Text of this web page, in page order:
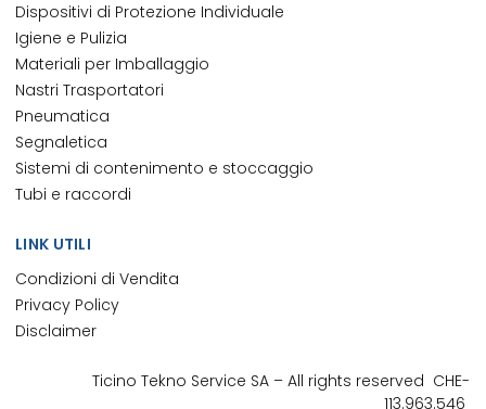
Dispositivi di Protezione Individuale
Igiene e Pulizia
Materiali per Imballaggio
Nastri Trasportatori
Pneumatica
Segnaletica
Sistemi di contenimento e stoccaggio
Tubi e raccordi
LINK UTILI
Condizioni di Vendita
Privacy Policy
Disclaimer
Ticino Tekno Service SA – All rights reserved CHE-
113.963.546